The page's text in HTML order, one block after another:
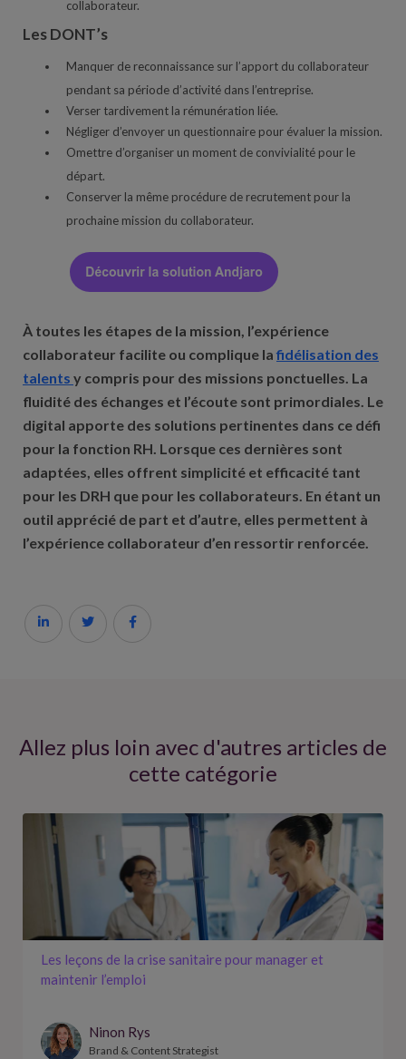
collaborateur.
Les DONT’s
Manquer de reconnaissance sur l’apport du collaborateur
pendant sa période d’activité dans l’entreprise.
Verser tardivement la rémunération liée.
Négliger d’envoyer un questionnaire pour évaluer la mission.
Omettre d’organiser un moment de convivialité pour le
départ.
Conserver la même procédure de recrutement pour la
prochaine mission du collaborateur.
À toutes les étapes de la mission, l’expérience
collaborateur facilite ou complique lafidélisation des
talents y compris pour des missions ponctuelles. La
fluidité des échanges et l’écoute sont primordiales. Le
digital apporte des solutions pertinentes dans ce défi
pour la fonction RH. Lorsque ces dernières sont
adaptées, elles offrent simplicité et efficacité tant
pour les DRH que pour les collaborateurs. En étant un
outil apprécié de part et d’autre, elles permettent à
l’expérience collaborateur d’en ressortir renforcée.
  
Allez plus loin avec d'autres articles de
cette catégorie
Les leçons de la crise sanitaire pour manager et
maintenir l’emploi
Ninon Rys
Brand & Content Strategist